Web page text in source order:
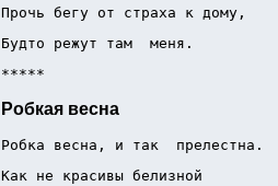
Прочь бегу от страха к дому,
Будто режут там  меня.
*****
Робкая весна
Робка весна, и так  прелестна.
Как не красивы белизной